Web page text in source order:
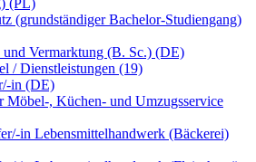
(PL)
(grundständiger Bachelor-Studiengang)
und Vermarktung (B. Sc.) (DE)
/ Dienstleistungen (19)
in (DE)
Möbel-, Küchen- und Umzugsservice
in Lebensmittelhandwerk (Bäckerei)